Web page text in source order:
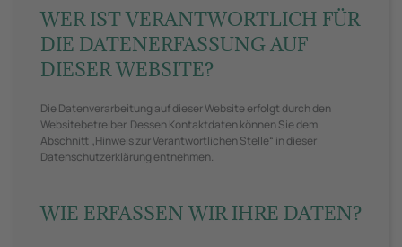
WER IST VERANTWORTLICH FÜR
DIE DATENERFASSUNG AUF
DIESER WEBSITE?
Die Datenverarbeitung auf dieser Website erfolgt durch den
Websitebetreiber. Dessen Kontaktdaten können Sie dem
Abschnitt „Hinweis zur Verantwortlichen Stelle“ in dieser
Datenschutzerklärung entnehmen.
WIE ERFASSEN WIR IHRE DATEN?